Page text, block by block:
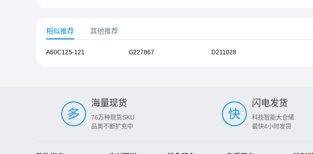
相似推荐 其他推荐
A60C125-121 G227867 D211028
海量现货
76万种现货SKU
品类不断扩充中
闪电发货
科技智能大仓储
最快4小时发货